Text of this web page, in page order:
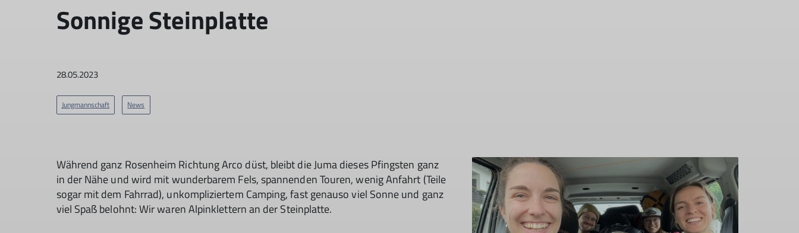
Sonnige Steinplatte
28.05.2023
Jungmannschaft News
Während ganz Rosenheim Richtung Arco düst, bleibt die Juma dieses Pfingsten ganz
in der Nähe und wird mit wunderbarem Fels, spannenden Touren, wenig Anfahrt (Teile
sogar mit dem Fahrrad), unkompliziertem Camping, fast genauso viel Sonne und ganz
viel Spaß belohnt: Wir waren Alpinklettern an der Steinplatte.